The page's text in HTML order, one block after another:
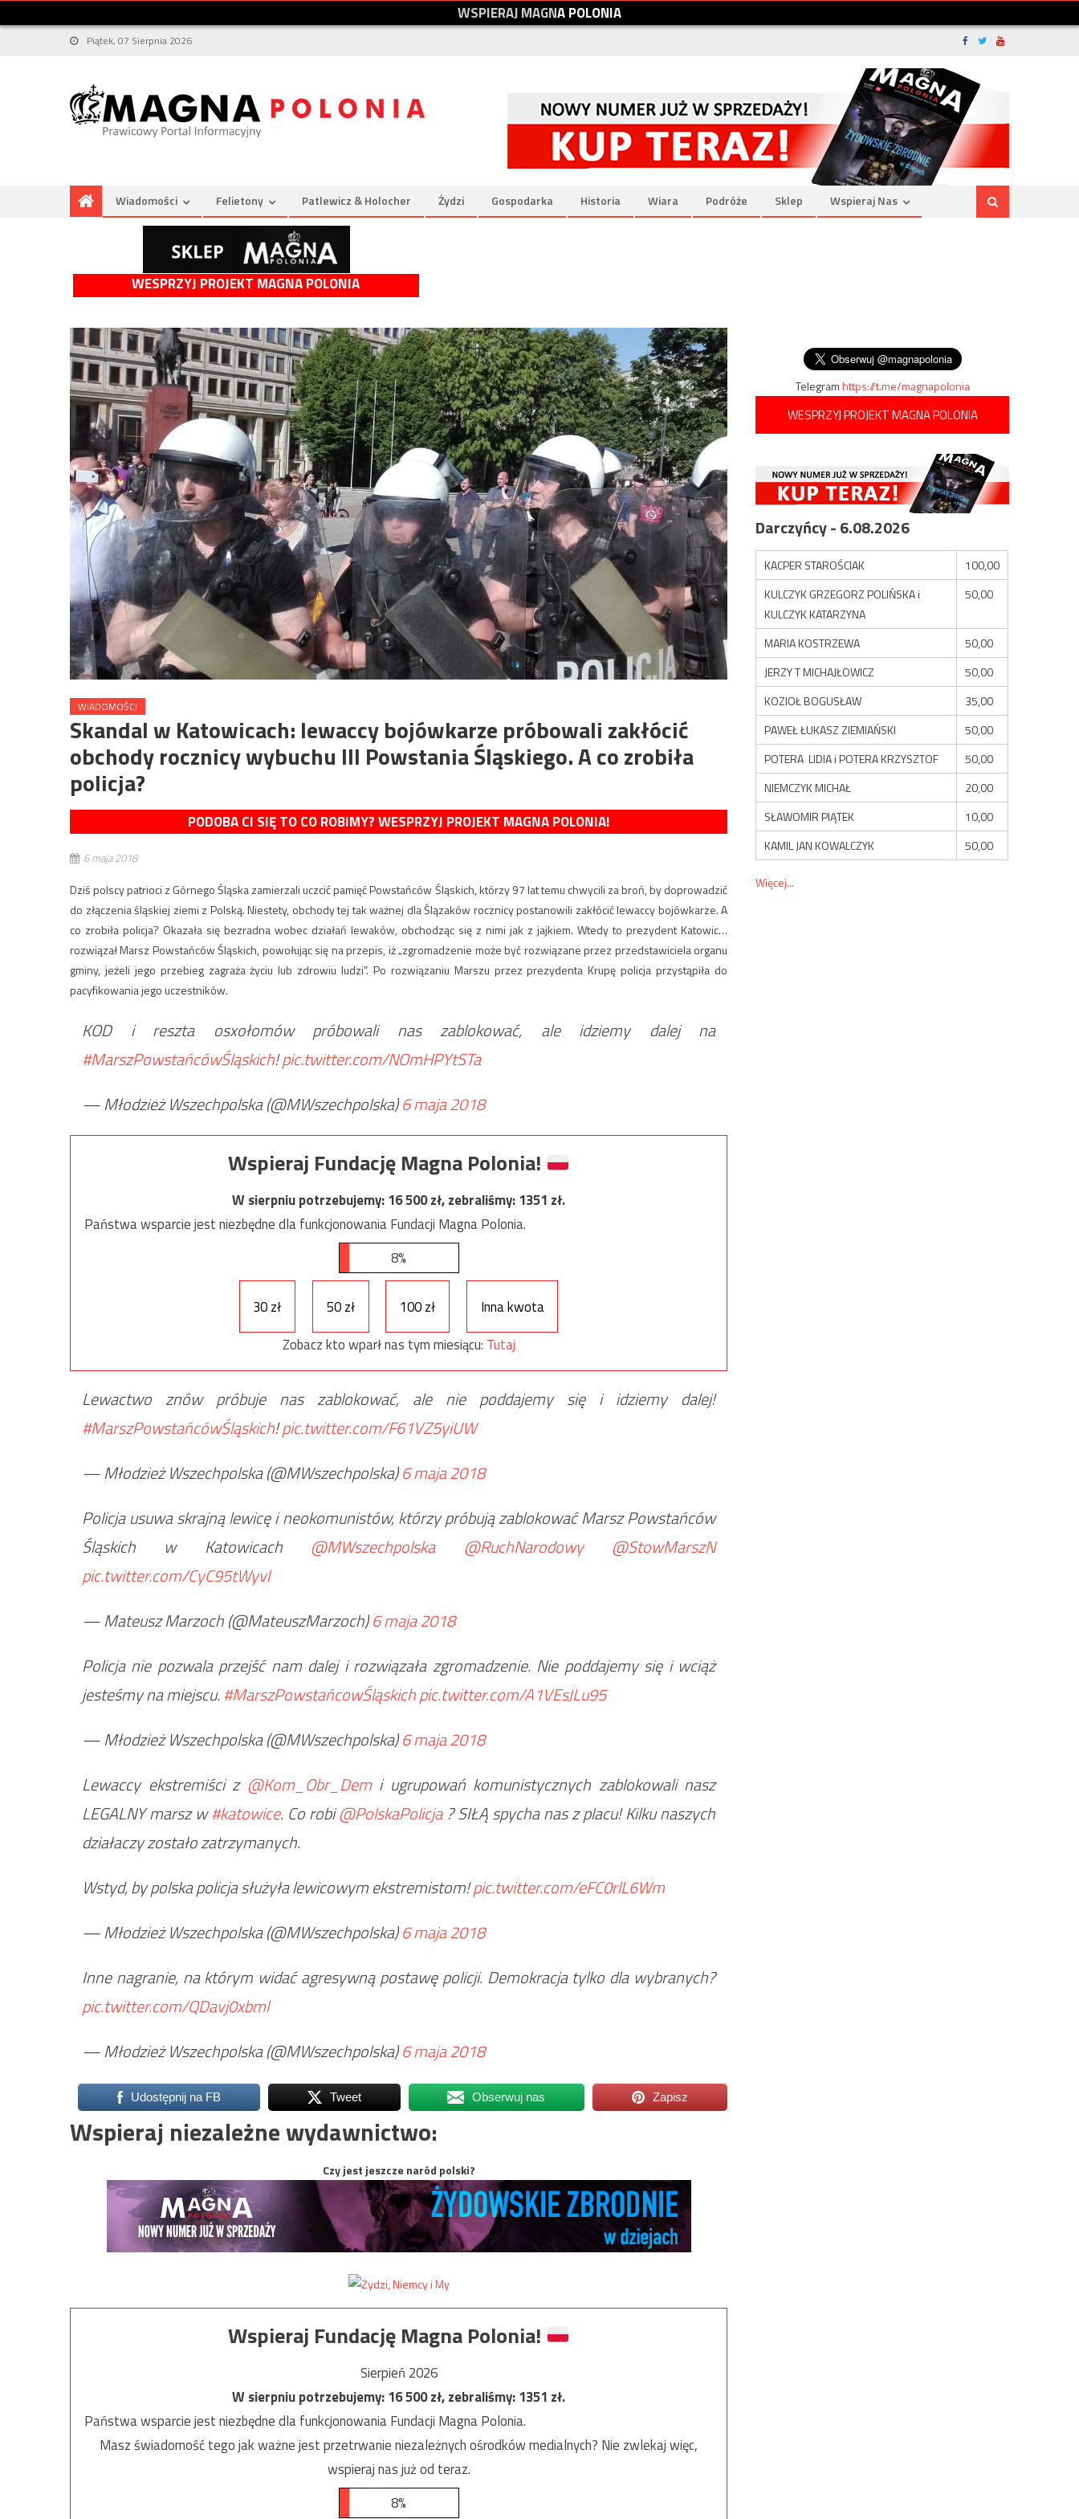
WSPIERAJMAGNAPOLONIA
Piątek, 07 Sierpnia 2026
Wiadomości Felietony Patlewicz & Holocher Żydzi Gospodarka Historia Wiara Podróże Sklep Wspieraj Nas
WESPRZYJ PROJEKT MAGNA POLONIA
WIADOMOŚCI
Skandal w Katowicach: lewaccy bojówkarze próbowali zakłócić
obchody rocznicy wybuchu III Powstania Śląskiego. A co zrobiła
policja?
PODOBA CI SIĘ TO CO ROBIMY? WESPRZYJ PROJEKT MAGNA POLONIA!
6 maja 2018
Dziś polscy patrioci z Górnego Śląska zamierzali uczcić pamięć Powstańców Śląskich, którzy 97 lat temu chwycili za broń, by doprowadzić
do złączenia śląskiej ziemi z Polską. Niestety, obchody tej tak ważnej dla Ślązaków rocznicy postanowili zakłócić lewaccy bojówkarze. A
co zrobiła policja? Okazała się bezradna wobec działań lewaków, obchodząc się z nimi jak z jajkiem. Wtedy to prezydent Katowic…
rozwiązał Marsz Powstańców Śląskich, powołując się na przepis, iż „zgromadzenie może być rozwiązane przez przedstawiciela organu
gminy, jeżeli jego przebieg zagraża życiu lub zdrowiu ludzi”. Po rozwiązaniu Marszu przez prezydenta Krupę policja przystąpiła do
pacyfikowania jego uczestników.
KOD i reszta osxołomów próbowali nas zablokować, ale idziemy dalej na
#MarszPowstańcówŚląskich!pic.twitter.com/NOmHPYtSTa
— Młodzież Wszechpolska (@MWszechpolska)6 maja 2018
Wspieraj Fundację Magna Polonia!
W sierpniu potrzebujemy:16 500zł, zebraliśmy:1351 zł.
Państwa wsparcie jest niezbędne dla funkcjonowania Fundacji Magna Polonia.
8%
30 zł 50 zł 100 zł
Inna kwota
Zobacz kto wparł nas tym miesiącu: Tutaj
Lewactwo znów próbuje nas zablokować, ale nie poddajemy się i idziemy dalej!
#MarszPowstańcówŚląskich!pic.twitter.com/F61VZ5yiUW
— Młodzież Wszechpolska (@MWszechpolska)6 maja 2018
Policja usuwa skrajną lewicę i neokomunistów, którzy próbują zablokować Marsz Powstańców
Śląskich w Katowicach @MWszechpolska @RuchNarodowy
@StowMarszN
pic.twitter.com/CyC95tWyvl
— Mateusz Marzoch (@MateuszMarzoch)6 maja 2018
Policja nie pozwala przejść nam dalej i rozwiązała zgromadzenie. Nie poddajemy się i wciąż
jesteśmy na miejscu.#MarszPowstańcowŚląskichpic.twitter.com/A1VEsJLu95
— Młodzież Wszechpolska (@MWszechpolska)6 maja 2018
Lewaccy ekstremiści z @Kom_Obr_Demi ugrupowań komunistycznych zablokowali nasz
LEGALNY marsz w#katowice. Co robi@PolskaPolicja? SIŁĄ spycha nas z placu! Kilku naszych
działaczy zostało zatrzymanych.
Wstyd, by polska policja służyła lewicowym ekstremistom!pic.twitter.com/eFC0rlL6Wm
— Młodzież Wszechpolska (@MWszechpolska)6 maja 2018
Inne nagranie, na którym widać agresywną postawę policji. Demokracja tylko dla wybranych?
pic.twitter.com/QDavj0xbml
— Młodzież Wszechpolska (@MWszechpolska)6 maja 2018
Udostępnij na FB Tweet Obserwuj nas Zapisz
Wspieraj niezależne wydawnictwo:
Czy jest jeszcze naród polski?
Wspieraj Fundację Magna Polonia!
Sierpień 2026
W sierpniu potrzebujemy:16 500zł, zebraliśmy:1351 zł.
Państwa wsparcie jest niezbędne dla funkcjonowania Fundacji Magna Polonia.
Masz świadomość tego jak ważne jest przetrwanie niezależnych ośrodków medialnych? Nie zwlekaj więc,
wspieraj nas już od teraz.
8%
Telegramhttps://t.me/magnapolonia
WESPRZYJ PROJEKT MAGNA POLONIA
Darczyńcy - 6.08.2026
KACPER STAROŚCIAK
100,00
KULCZYK GRZEGORZ POLIŃSKA i
KULCZYK KATARZYNA
50,00
MARIA KOSTRZEWA
50,00
JERZY T MICHAJŁOWICZ
50,00
KOZIOŁ BOGUSŁAW
35,00
PAWEŁ ŁUKASZ ZIEMIAŃSKI
50,00
POTERA LIDIA i POTERA KRZYSZTOF
50,00
NIEMCZYK MICHAŁ
20,00
SŁAWOMIR PIĄTEK
10,00
KAMIL JAN KOWALCZYK
50,00
Więcej...